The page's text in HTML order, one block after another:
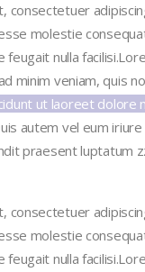
consectetuer
molestie
nulla
minim veniam, quis
ut laoreet dolore
autem vel eum
praesent luptatum
consectetuer
molestie
nulla